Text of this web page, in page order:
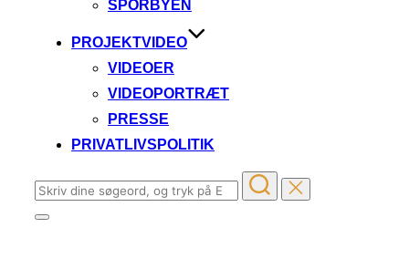
SPORBYEN
PROJEKTVIDEO
VIDEOER
VIDEOPORTRÆT
PRESSE
PRIVATLIVSPOLITIK
Søg
efter:
Slå